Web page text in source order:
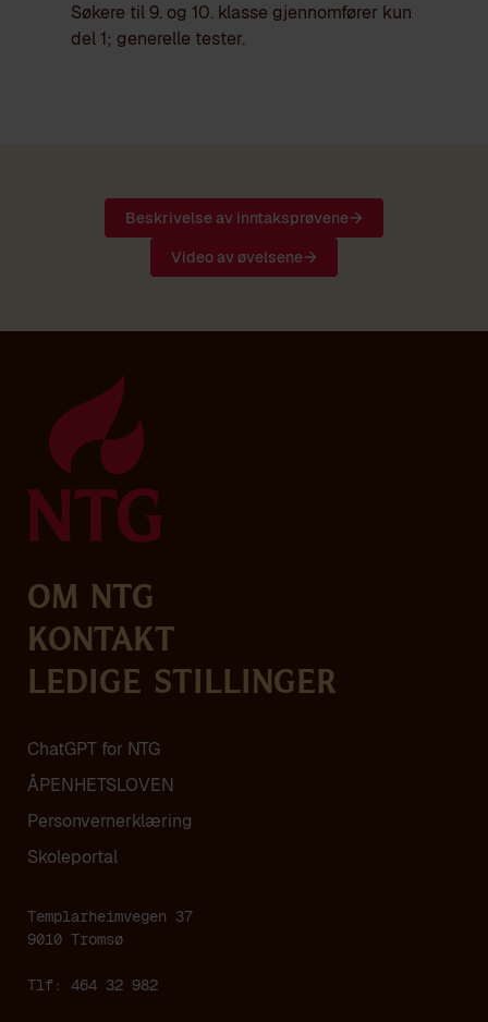
Søkere til 9. og 10. klasse gjennomfører kun
del 1; generelle tester.
Beskrivelse av inntaksprøvene
Video av øvelsene
Om NTG
Kontakt
Ledige stillinger
ChatGPT for NTG
ÅPENHETSLOVEN
Personvern­erklæring
Skoleportal
Templarheimvegen 37
9010 Tromsø
Tlf: 464 32 982